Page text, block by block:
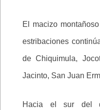
El macizo
estribaciones
de Chiquimula,
Jacinto, San Juan
Hacia el sur del